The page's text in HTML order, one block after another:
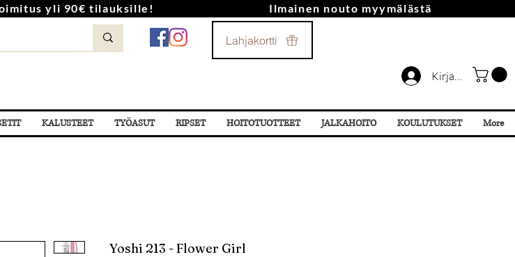
Kirjaudu
yli 90€ tilauksille! Ilmainen nouto myymälästä
Lahjakortti
KALUSTEET TYÖASUT RIPSET HOITOTUOTTEET JALKAHOITO KOULUTUKSET More
Yoshi 213 - Flower Girl